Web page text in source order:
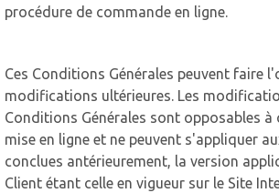
procédure de commande en ligne.
Ces Conditions Générales peuvent faire
modifications ultérieures. Les
Conditions Générales sont opposables à
mise en ligne et ne peuvent s'appliquer
conclues antérieurement, la version
Client étant celle en vigueur sur le Site